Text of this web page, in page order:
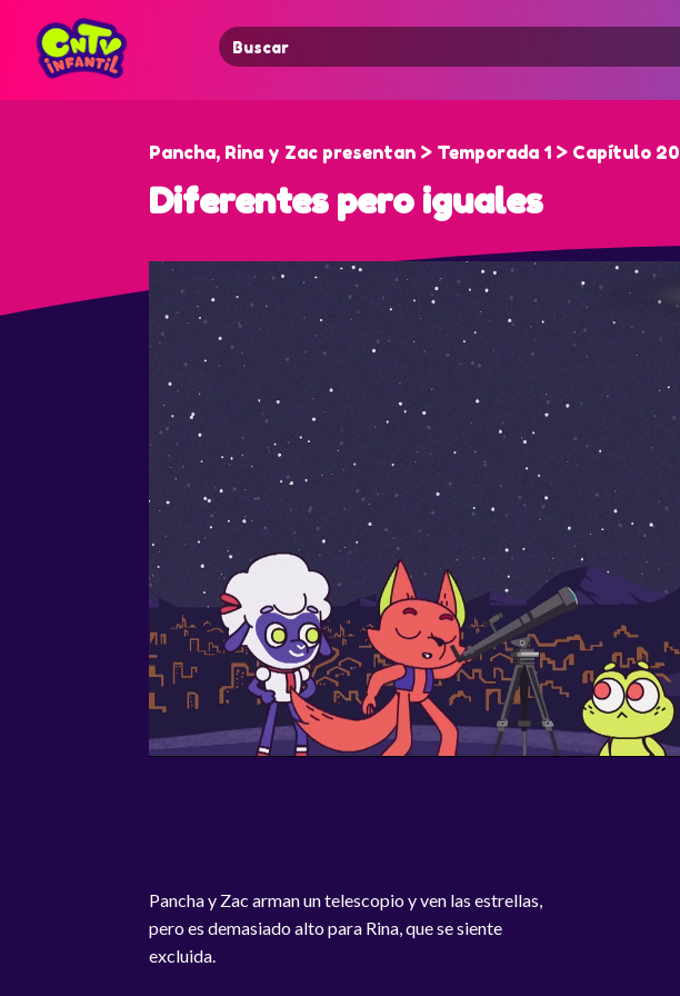
Search
for:
Pancha, Rina y Zac presentan > Temporada 1 > Capítulo 20
Diferentes pero iguales
Pancha y Zac arman un telescopio y ven las estrellas,
pero es demasiado alto para Rina, que se siente
excluida.